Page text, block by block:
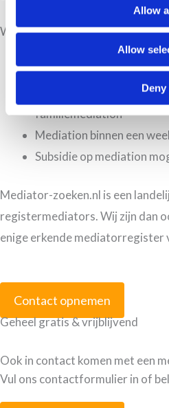
Allow
Allow
Deny
Waarom Mediator-zoeken.nl?
Landelijk netwerk MfN-
Meer dan 20 jaar
Scheiden,
familiemediation
Mediation binnen een
Subsidie op mediation
Mediator-zoeken.nl is een
registermediators. Wij zijn dan
enige erkende mediatorregister
Contact opnemen
Geheel gratis & vrijblijvend
Ook in contact komen met een
Vul ons contactformulier in of